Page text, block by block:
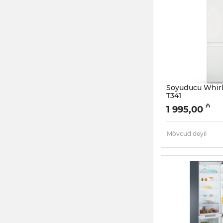
Soyuducu
T341
Artikul: 005058017
1 995,00 ₼
Mövcud deyil